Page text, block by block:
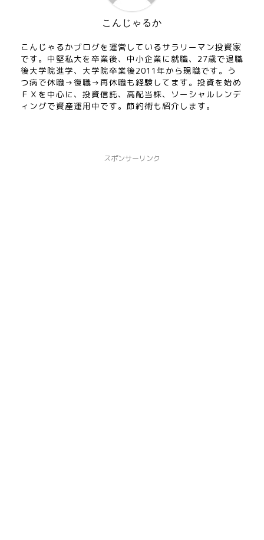
こんじゃるか
こんじゃるかブログを運営しているサラリーマン投資家
です。中堅私大を卒業後、中小企業に就職、27歳で退職
後大学院進学、大学院卒業後2011年から現職です。う
つ病で休職→復職→再休職も経験してます。投資を始め
ＦＸを中心に、投資信託、高配当株、ソーシャルレンデ
ィングで資産運用中です。節約術も紹介します。
スポンサーリンク